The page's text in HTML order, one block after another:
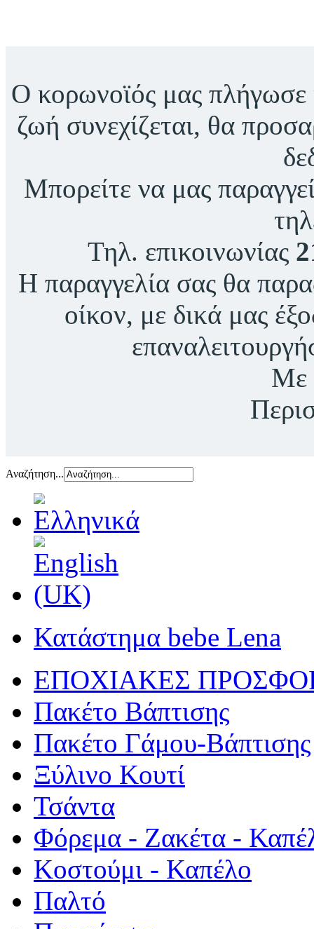
Ο κορωνοϊός μας
ζωή συνεχίζεται, θα
Μπορείτε να μας
Τηλ. επικοινωνίας
Η παραγγελία σας θα
οίκον, με δικά μας
Με
Αναζήτηση...
Κατάστημα bebe Lena
ΕΠΟΧΙΑΚΕΣ
Πακέτο Βάπτισης
Πακέτο Γάμου-Βάπτισης
Ξύλινο Κουτί
Τσάντα
Φόρεμα - Ζακέτα -
Κοστούμι - Καπέλο
Παλτό